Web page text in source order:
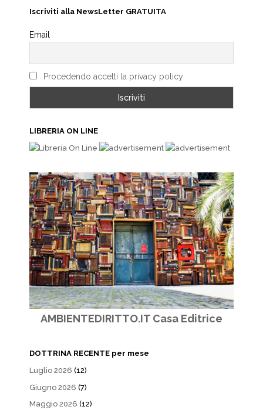
Iscriviti alla NewsLetter GRATUITA
Email
Procedendo accetti la privacy policy
LIBRERIA ON LINE
AMBIENTEDIRITTO.IT Casa Editrice
DOTTRINA RECENTE per mese
Luglio 2026 (12)
Giugno 2026 (7)
Maggio 2026 (12)